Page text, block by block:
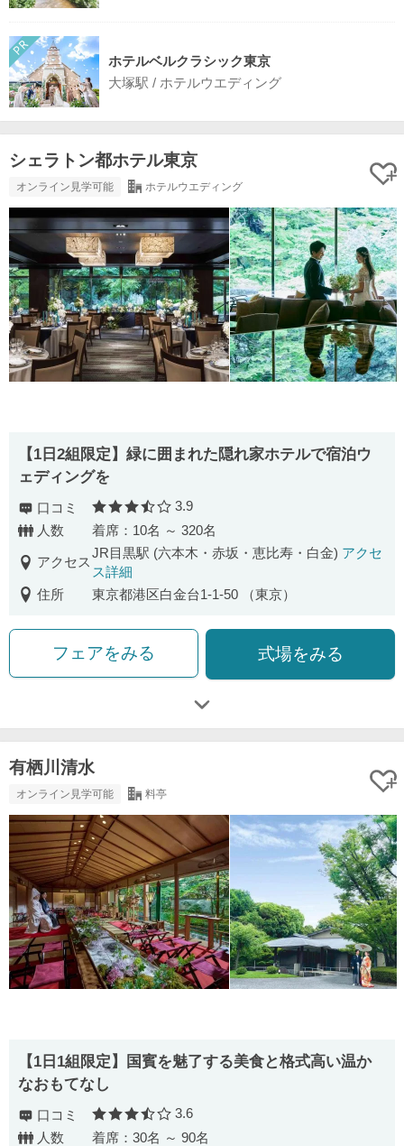
ホテルベルクラシック東京
大塚駅 / ホテルウエディング
シェラトン都ホテル東京
オンライン見学可能 ホテルウエディング
【1日2組限定】緑に囲まれた隠れ家ホテルで宿泊ウ
ェディングを
口コミ 口コミ評価
3.9
人数
着席：10名 ～ 320名
アクセス
JR目黒駅 (六本木・赤坂・恵比寿・白金) アクセ
ス詳細
住所
東京都港区白金台1-1-50 （東京）
フェアをみる 式場をみる
有栖川清水
オンライン見学可能 料亭
【1日1組限定】国賓を魅了する美食と格式高い温か
なおもてなし
口コミ 口コミ評価
3.6
人数
着席：30名 ～ 90名